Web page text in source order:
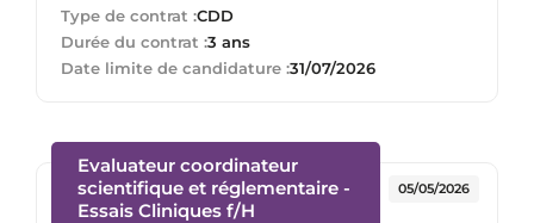
Type de contrat :CDD
Durée du contrat :3 ans
Date limite de candidature :31/07/2026
Evaluateur coordinateur
scientifique et réglementaire -
Essais Cliniques f/H
05/05/2026